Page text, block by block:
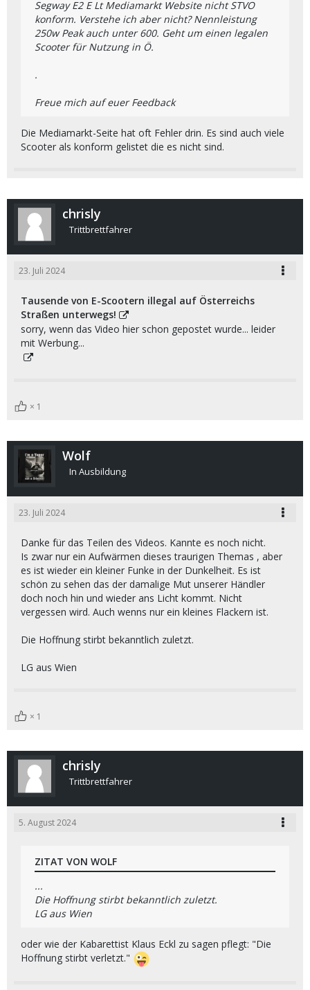
Segway E2 E Lt Mediamarkt Website nicht STVO
konform. Verstehe ich aber nicht? Nennleistung
250w Peak auch unter 600. Geht um einen legalen
Scooter für Nutzung in Ö.
.
Freue mich auf euer Feedback
Die Mediamarkt-Seite hat oft Fehler drin. Es sind auch viele
Scooter als konform gelistet die es nicht sind.
chrisly
Trittbrettfahrer
23. Juli 2024
Tausende von E-Scootern illegal auf Österreichs
Straßen unterwegs!
sorry, wenn das Video hier schon gepostet wurde... leider
mit Werbung...
1
Wolf
In Ausbildung
23. Juli 2024
Danke für das Teilen des Videos. Kannte es noch nicht.
Is zwar nur ein Aufwärmen dieses traurigen Themas , aber
es ist wieder ein kleiner Funke in der Dunkelheit. Es ist
schön zu sehen das der damalige Mut unserer Händler
doch noch hin und wieder ans Licht kommt. Nicht
vergessen wird. Auch wenns nur ein kleines Flackern ist.
Die Hoffnung stirbt bekanntlich zuletzt.
LG aus Wien
1
chrisly
Trittbrettfahrer
5. August 2024
ZITAT VON WOLF
...
Die Hoffnung stirbt bekanntlich zuletzt.
LG aus Wien
oder wie der Kabarettist Klaus Eckl zu sagen pflegt: "Die
Hoffnung stirbt verletzt."